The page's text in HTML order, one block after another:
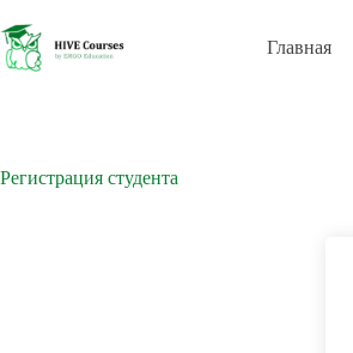
к
сути
Главная
Регистрация студента